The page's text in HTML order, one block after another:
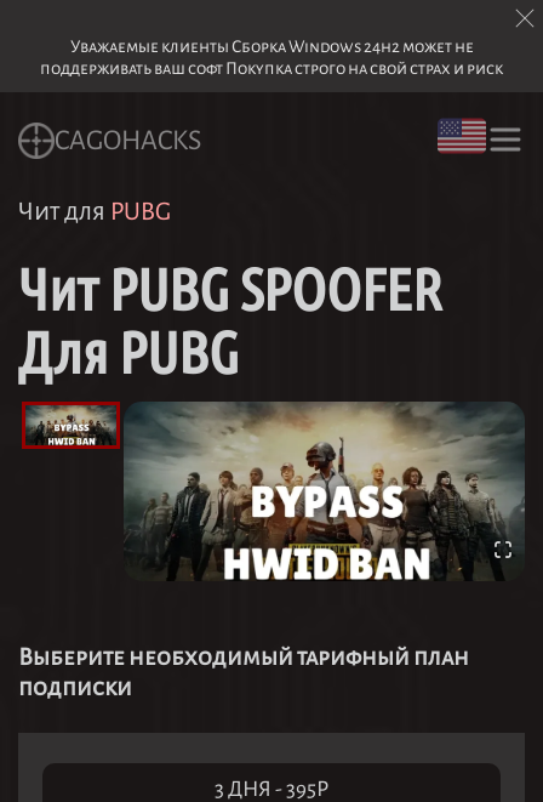
Уважаемые клиенты Сборка Windows 24h2 может не
поддерживать ваш софт Покупка строго на свой страх и риск
CAGOHACKS
Чит для PUBG
Чит PUBG SPOOFER
Для PUBG
Выберите необходимый тарифный план
подписки
3 ДНЯ -395Р